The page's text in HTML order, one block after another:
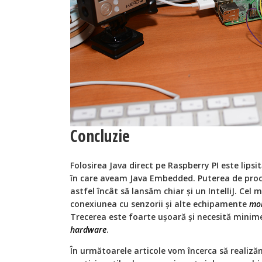
Concluzie
Folosirea Java direct pe Raspberry PI este
în care aveam Java Embedded. Puterea de
astfel încât să lansăm chiar și un IntelliJ. Cel
conexiunea cu senzorii și alte echipamente
Trecerea este foarte ușoară și necesită
hardware.
În următoarele articole vom încerca să